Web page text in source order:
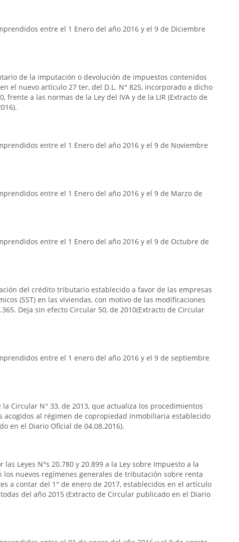
entre el 1 Enero del año 2016 y el 9 de Diciembre
de la imputación o devolución de impuestos contenidos
el nuevo artículo 27 ter, del D.L. N° 825, incorporado a dicho
frente a las normas de la Ley del IVA y de la LIR (Extracto de
entre el 1 Enero del año 2016 y el 9 de Noviembre
entre el 1 Enero del año 2016 y el 9 de Marzo de
entre el 1 Enero del año 2016 y el 9 de Octubre de
del crédito tributario establecido a favor de las empresas
(SST) en las viviendas, con motivo de las modificaciones
Deja sin efecto Circular 50, de 2010(Extracto de Circular
entre el 1 enero del año 2016 y el 9 de septiembre
Circular N° 33, de 2013, que actualiza los procedimientos
al régimen de copropiedad inmobiliaria establecido
en el Diario Oficial de 04.08.2016).
Leyes N°s 20.780 y 20.899 a la Ley sobre Impuesto a la
los nuevos regímenes generales de tributación sobre renta
a contar del 1° de enero de 2017, establecidos en el artículo
del año 2015 (Extracto de Circular publicado en el Diario